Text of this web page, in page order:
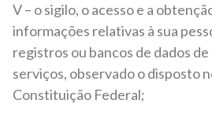
V – o sigilo, o acesso e a
informações relativas à sua
registros ou bancos de dados
serviços, observado o disposto
Constituição Federal;